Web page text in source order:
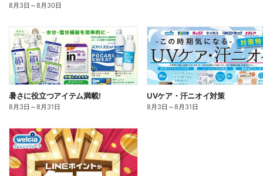
8月3日 ～8月30日
暑さに役立つアイテム満載!
8月3日 ～8月31日
UVケア・汗ニオイ対策
8月3日 ～8月31日